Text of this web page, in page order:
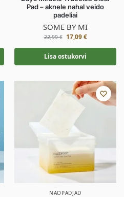
Pad – aknele nahal veido
padeliai
SOME BY MI
22,99€ 17,09€
Lisa ostukorvi
NÄOPADJAD